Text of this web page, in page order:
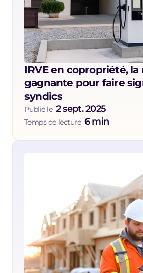
IRVE en copropriété,
gagnante pour faire
syndics
Publié le 2 sept. 2025
Temps de lecture 6 min